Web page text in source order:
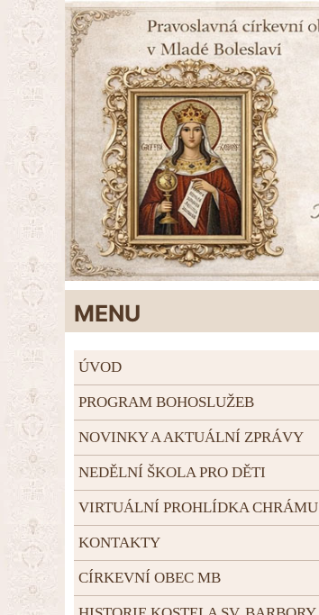
MENU
ÚVOD
PROGRAM BOHOSLUŽEB
NOVINKY A AKTUÁLNÍ ZPRÁVY
NEDĚLNÍ ŠKOLA PRO DĚTI
VIRTUÁLNÍ PROHLÍDKA CHRÁMU
KONTAKTY
CÍRKEVNÍ OBEC MB